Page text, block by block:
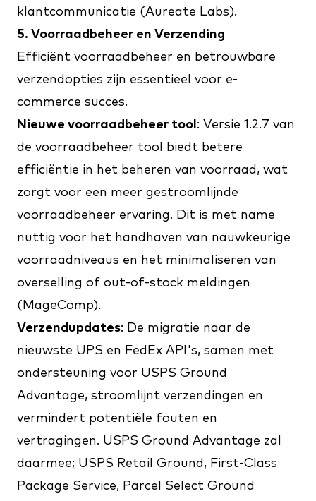
klantcommunicatie​ (Aureate Labs)​.
5. Voorraadbeheer en Verzending
Efficiënt voorraadbeheer en betrouwbare
verzendopties zijn essentieel voor e-
commerce succes.
Nieuwe voorraadbeheer tool : Versie 1.2.7 van
de voorraadbeheer tool biedt betere
efficiëntie in het beheren van voorraad, wat
zorgt voor een meer gestroomlijnde
voorraadbeheer ervaring. Dit is met name
nuttig voor het handhaven van nauwkeurige
voorraadniveaus en het minimaliseren van
overselling of out-of-stock meldingen​
( MageComp)​.
Verzendupdates: De migratie naar de
nieuwste UPS en FedEx API's, samen met
ondersteuning voor USPS Ground
Advantage, stroomlijnt verzendingen en
vermindert potentiële fouten en
vertragingen​. USPS Ground Advantage zal
daarmee; USPS Retail Ground, First-Class
Package Service, Parcel Select Ground